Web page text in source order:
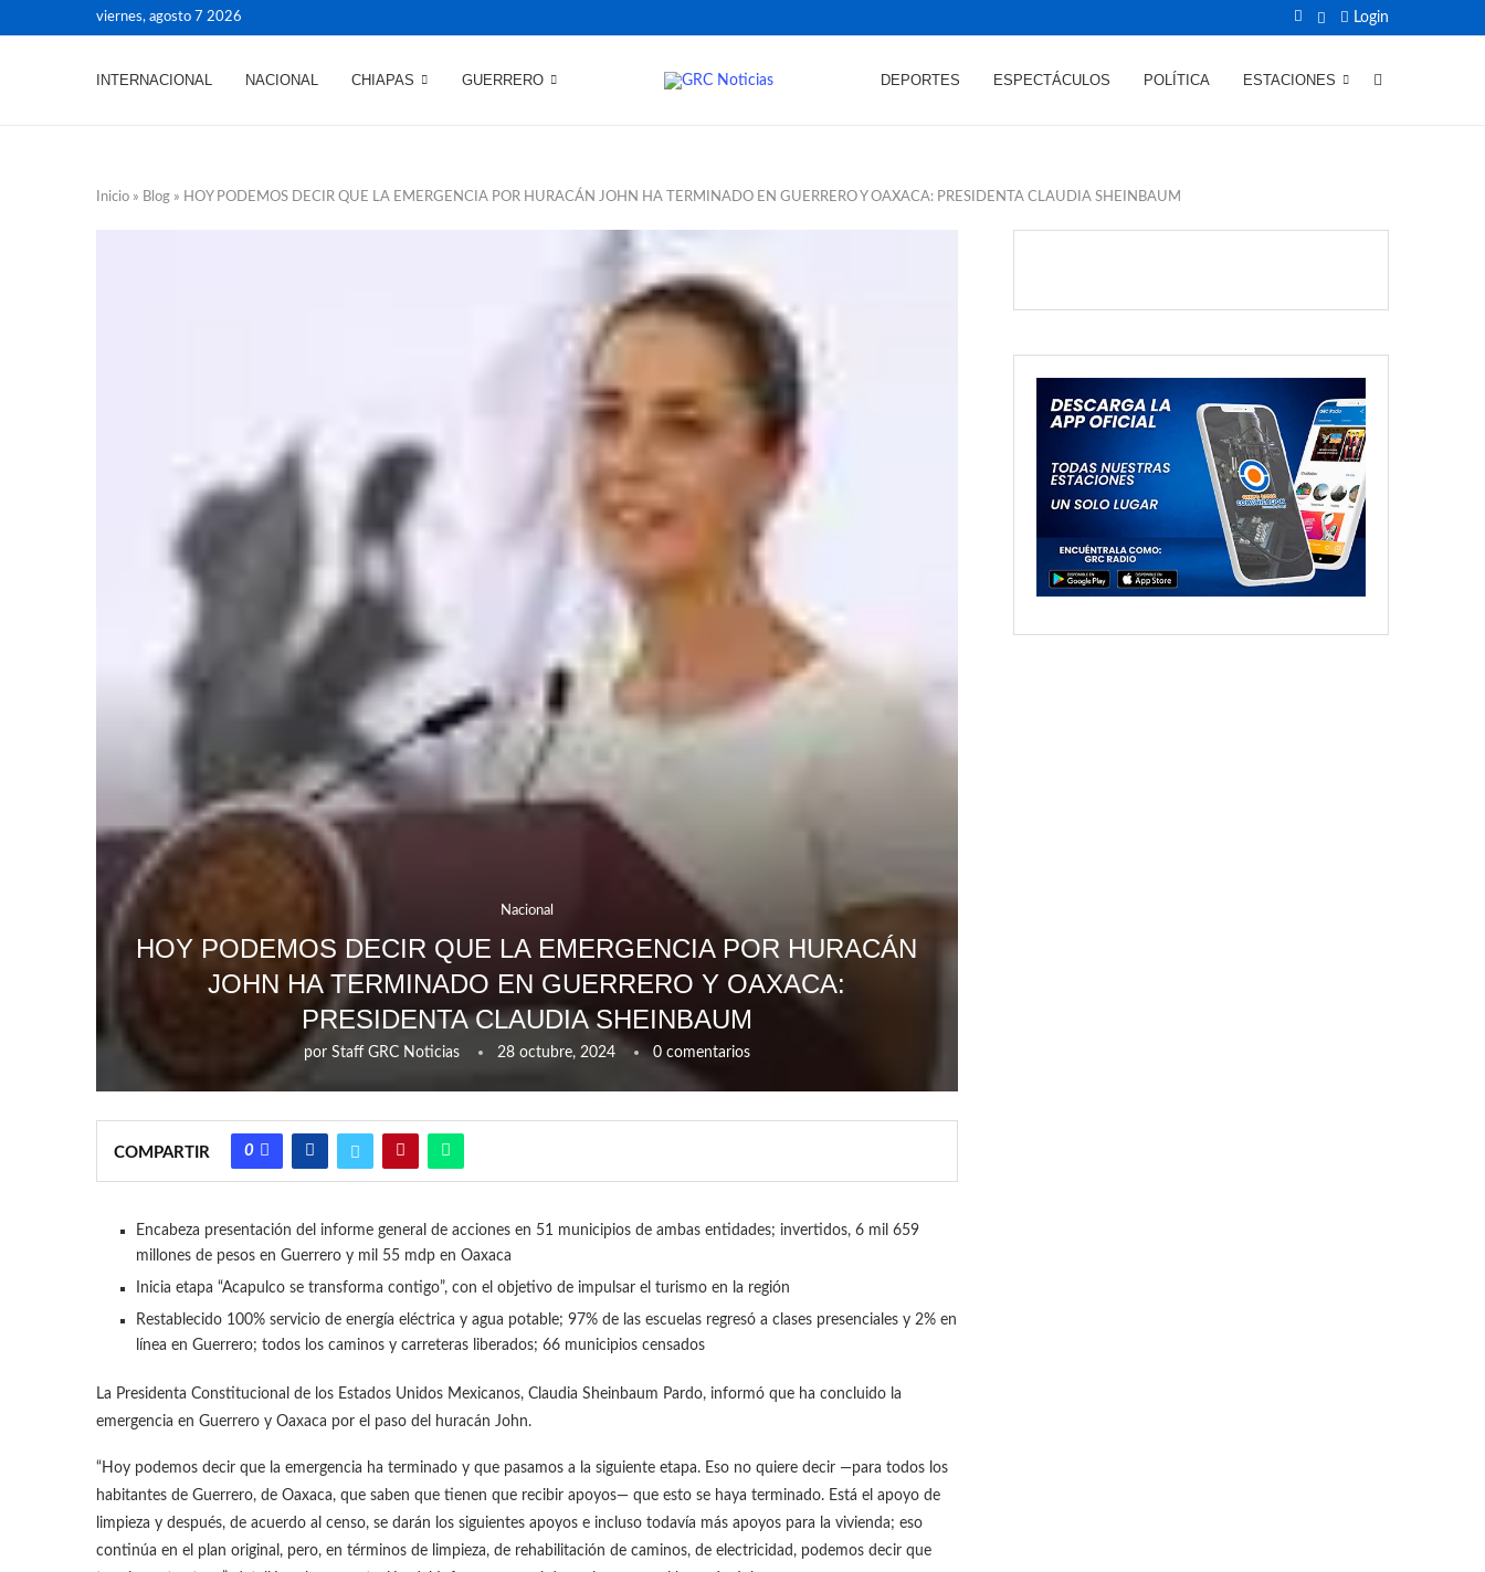
viernes, agosto 7 2026 Login
INTERNACIONAL NACIONAL CHIAPAS GUERRERO DEPORTES ESPECTÁCULOS POLÍTICA ESTACIONES
Inicio » Blog » HOY PODEMOS DECIR QUE LA EMERGENCIA POR HURACÁN JOHN HA TERMINADO EN GUERRERO Y OAXACA: PRESIDENTA CLAUDIA SHEINBAUM
Nacional
HOY PODEMOS DECIR QUE LA EMERGENCIA POR HURACÁN
JOHN HA TERMINADO EN GUERRERO Y OAXACA:
PRESIDENTA CLAUDIA SHEINBAUM
por Staff GRC Noticias 28 octubre, 2024 0 comentarios
COMPARTIR 0
Encabeza presentación del informe general de acciones en 51 municipios de ambas entidades; invertidos, 6 mil 659
millones de pesos en Guerrero y mil 55 mdp en Oaxaca
Inicia etapa “Acapulco se transforma contigo”, con el objetivo de impulsar el turismo en la región
Restablecido 100% servicio de energía eléctrica y agua potable; 97% de las escuelas regresó a clases presenciales y 2% en
línea en Guerrero; todos los caminos y carreteras liberados; 66 municipios censados
La Presidenta Constitucional de los Estados Unidos Mexicanos, Claudia Sheinbaum Pardo, informó que ha concluido la
emergencia en Guerrero y Oaxaca por el paso del huracán John.
“Hoy podemos decir que la emergencia ha terminado y que pasamos a la siguiente etapa. Eso no quiere decir —para todos los
habitantes de Guerrero, de Oaxaca, que saben que tienen que recibir apoyos— que esto se haya terminado. Está el apoyo de
limpieza y después, de acuerdo al censo, se darán los siguientes apoyos e incluso todavía más apoyos para la vivienda; eso
continúa en el plan original, pero, en términos de limpieza, de rehabilitación de caminos, de electricidad, podemos decir que